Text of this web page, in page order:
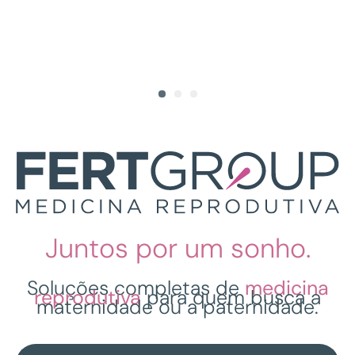
Juntos por um sonho.
Soluções completas demedicina
reprodutivapara quem busca a
maternidade ou a paternidade.